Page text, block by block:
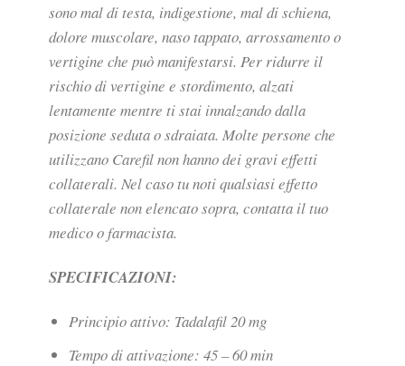
sono mal di testa, indigestione, mal di schiena,
dolore muscolare, naso tappato, arrossamento o
vertigine che può manifestarsi. Per ridurre il
rischio di vertigine e stordimento, alzati
lentamente mentre ti stai innalzando dalla
posizione seduta o sdraiata. Molte persone che
utilizzano Carefil non hanno dei gravi effetti
collaterali. Nel caso tu noti qualsiasi effetto
collaterale non elencato sopra, contatta il tuo
medico o farmacista.
SPECIFICAZIONI:
Principio attivo: Tadalafil 20 mg
Tempo di attivazione: 45 – 60 min